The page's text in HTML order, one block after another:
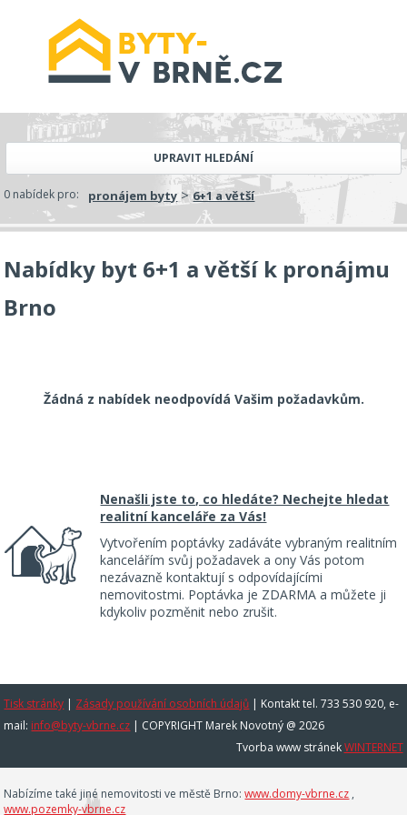
UPRAVIT HLEDÁNÍ
0 nabídek pro: pronájem byty >6+1 a větší
Nabídky byt 6+1 a větší k pronájmu
Brno
Žádná z nabídek neodpovídá Vašim požadavkům.
Nenašli jste to, co hledáte? Nechejte hledat
realitní kanceláře za Vás!
Vytvořením poptávky zadáváte vybraným realitním
kancelářím svůj požadavek a ony Vás potom
nezávazně kontaktují s odpovídajícími
nemovitostmi. Poptávka je ZDARMA a můžete ji
kdykoliv pozměnit nebo zrušit.
Tisk stránky | Zásady používání osobních údajů | Kontakt tel. 733 530 920, e-
mail: info@byty-vbrne.cz | COPYRIGHT Marek Novotný @ 2026
Tvorba www stránekWINTERNET
Nabízíme také jiné nemovitosti ve městě Brno:www.domy-vbrne.cz ,
www.pozemky-vbrne.cz